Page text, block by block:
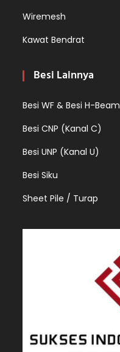
Wiremesh
Kawat Bendrat
Besi Lainnya
Besi WF & Besi H-Beam
Besi CNP (Kanal C)
Besi UNP (Kanal U)
Besi Siku
Sheet Pile / Turap